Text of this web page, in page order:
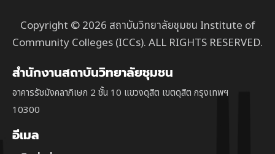
Copyright © 2026 สถาบันวิทยาลัยชุมชน Institute of
Community Colleges (ICCs). ALL RIGHTS RESERVED.
สำนักงานสถาบันวิทยาลัยชุมชน
อาคารรัชมังคลาภิเษก 2 ชั้น 10 แขวงดุสิต เขตดุสิต กรุงเทพฯ
10300
อีเมล